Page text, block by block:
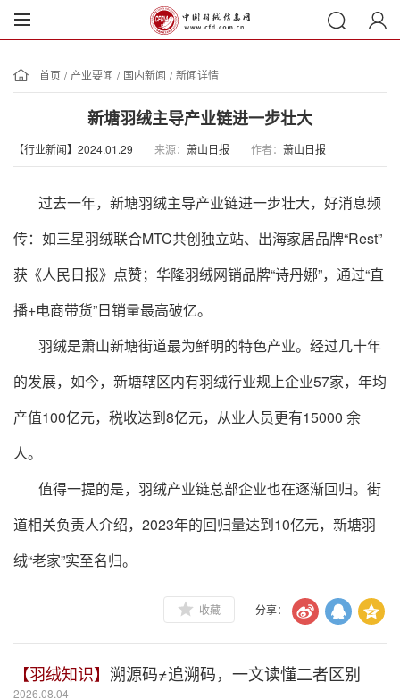
首页 / 产业要闻 / 国内新闻 / 新闻详情
新塘羽绒主导产业链进一步壮大
【行业新闻】2024.01.29 来源： 萧山日报 作者： 萧山日报
过去一年，新塘羽绒主导产业链进一步壮大，好消息频
传：如三星羽绒联合MTC共创独立站、出海家居品牌“Rest”
获《人民日报》点赞；华隆羽绒网销品牌“诗丹娜”，通过“直
播+电商带货”日销量最高破亿。
羽绒是萧山新塘街道最为鲜明的特色产业。经过几十年
的发展，如今，新塘辖区内有羽绒行业规上企业57家，年均
产值100亿元，税收达到8亿元，从业人员更有15000 余
人。
值得一提的是，羽绒产业链总部企业也在逐渐回归。街
道相关负责人介绍，2023年的回归量达到10亿元，新塘羽
绒“老家”实至名归。
收藏 分享：
【羽绒知识】 溯源码≠追溯码，一文读懂二者区别
2026.08.04